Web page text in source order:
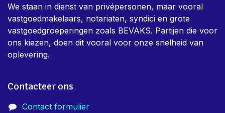
We staan in dienst van privépersonen, maar vooral
vastgoedmakelaars, notariaten, syndici en grote
vastgoedgroeperingen zoals BEVAKS. Partijen die voor
ons kiezen, doen dit vooral voor onze snelheid van
oplevering.
Contacteer ons
Contact formulier